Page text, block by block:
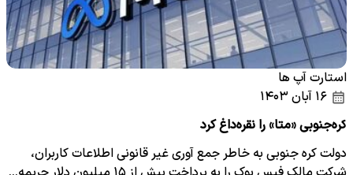
استارت آپ ها
کره‌جنوبی «متا» را نقره‌داغ کرد
دولت کره جنوبی به خاطر جمع آوری غیر قانونی اطلاعات کاربران،